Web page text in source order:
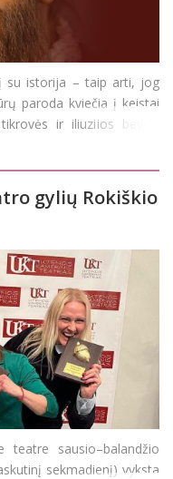
su istorija – taip arti, jog
paroda kviečia į keistai
ir iliuzijos beveik
paslaptis, o kiekvien
gylių Rokiškio
teatre sausio–balandžio
sekmadienį) vyksta